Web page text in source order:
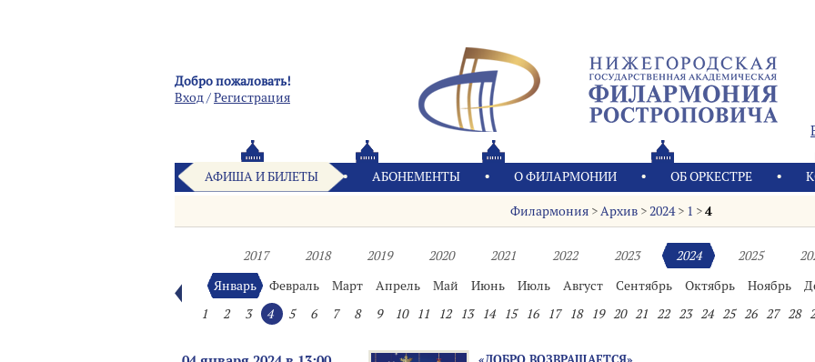
Добро пожаловать!
Вход/Pегистрация
АФИША И БИЛЕТЫ АБОНЕМЕНТЫ О ФИЛАРМОНИИ OБ ОРКЕСТРЕ
Филармония >Архив >2024> 1 >4
2017 2018 2019 2020 2021 2022 2023 2024 2025
Январь
Февраль Март Апрель Май Июнь Июль Август Сентябрь Октябрь Ноябрь
1
2 3 4 5 6 7 8 9 10 11 12 13 14 15 16 17 18 19 20 21 22 23 24 25 26 27 28